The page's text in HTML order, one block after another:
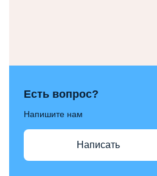
Есть вопрос?
Напишите нам
Написать